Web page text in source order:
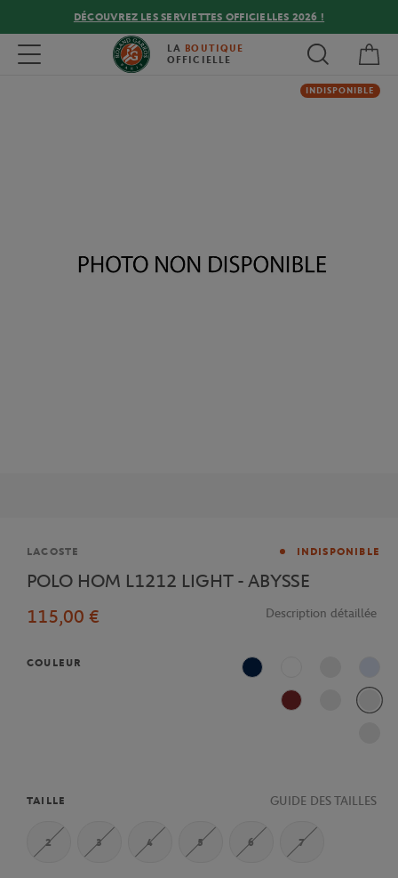
DÉCOUVREZ LES SERVIETTES OFFICIELLES 2026 !
Toggle navigation LA BOUTIQUE
OFFICIELLE
INDISPONIBLE
Marque
LACOSTE INDISPONIBLE
POLO HOM L1212 LIGHT - ABYSSE
115,00 €
Description détaillée
COULEUR
Bleu Marine
Terre Battue
TAILLE GUIDE DES TAILLES
2 3 4 5 6 7